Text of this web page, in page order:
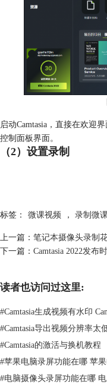
启动Camtasia，直接在欢迎
控制面板界面。
（2）设置录制
Camtasia视频抓取：a.它可
最后，单击【启动】便可开启
在开启录制之前，我们需要
息，确定视频抓取范围后，
标签： 微课视频 ， 录制微
上一篇： 笔记本摄像头录制
下一篇： Camtasia 2022发布
读者也访问过这里:
#Camtasia生成视频有水印
#Camtasia导出视频分辨率太
#Camtasia的激活与换机教程
#苹果电脑录屏功能在哪 苹
#电脑摄像头录屏功能在哪